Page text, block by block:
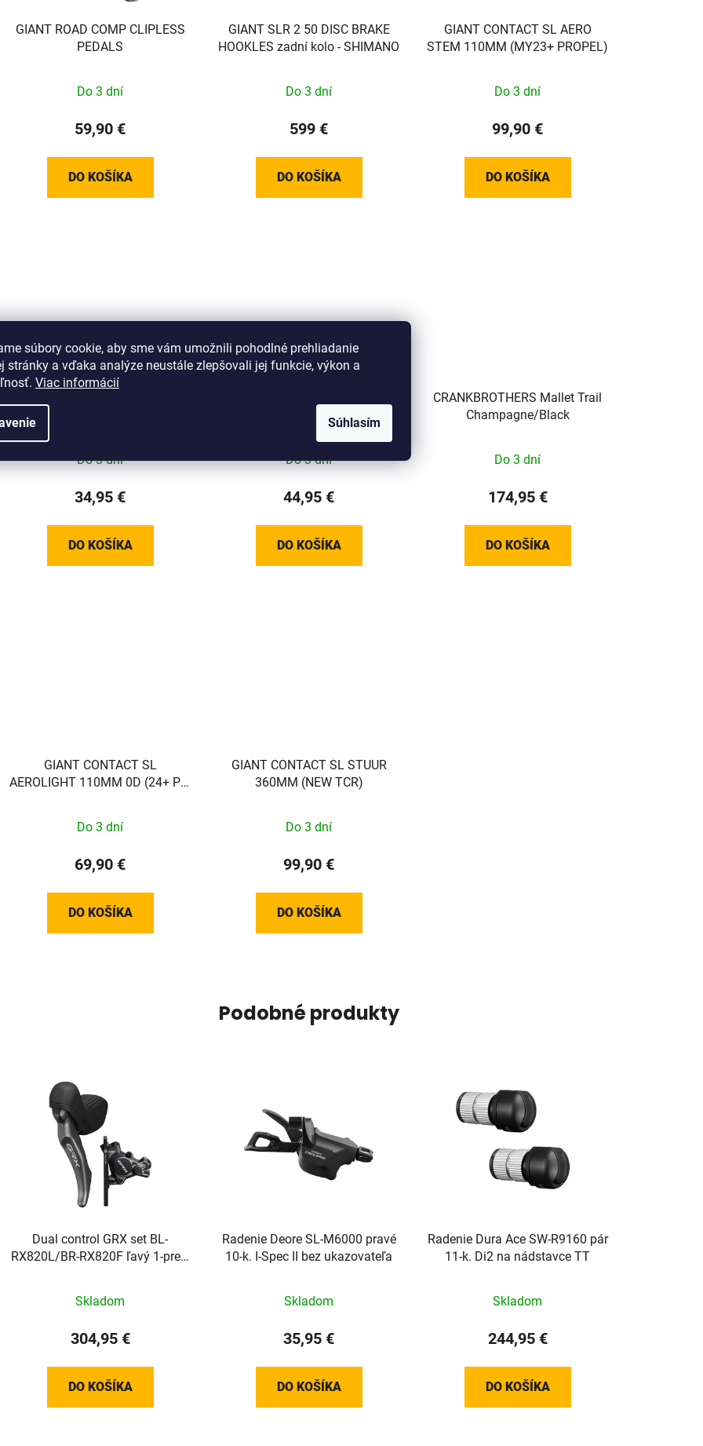
súbory cookie, aby sme vám umožnili pohodlné prehliadanie
stránky a vďaka analýze neustále zlepšovali jej funkcie, výkon a
Viac informácií
Súhlasím
GIANT ROAD COMP CLIPLESS
PEDALS
Do 3 dní
59,90 €
DO KOŠÍKA
GIANT SLR 2 50 DISC BRAKE
HOOKLES zadní kolo - SHIMANO
Do 3 dní
599 €
DO KOŠÍKA
GIANT CONTACT SL AERO
STEM 110MM (MY23+ PROPEL)
Do 3 dní
99,90 €
DO KOŠÍKA
Do 3 dní
34,95 €
DO KOŠÍKA
HANDLEBAR 504/460MM
(REVOLT X T/M MY24+)
Do 3 dní
44,95 €
DO KOŠÍKA
CRANKBROTHERS Mallet Trail
Champagne/Black
Do 3 dní
174,95 €
DO KOŠÍKA
GIANT CONTACT SL
AEROLIGHT 110MM 0D (24+ Pro
Do 3 dní
69,90 €
DO KOŠÍKA
GIANT CONTACT SL STUUR
360MM (NEW TCR)
Do 3 dní
99,90 €
DO KOŠÍKA
Podobné produkty
Dual control GRX set BL-
RX820L/BR-RX820F ľavý 1-prev.
Skladom
304,95 €
DO KOŠÍKA
Radenie Deore SL-M6000 pravé
10-k. I-Spec II bez ukazovateľa
Skladom
35,95 €
DO KOŠÍKA
Radenie Dura Ace SW-R9160 pár
11-k. Di2 na nádstavce TT
Skladom
244,95 €
DO KOŠÍKA